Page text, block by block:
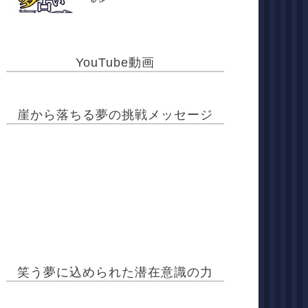
YouTube動画
崖から落ちる夢の挑戦メッセージ
笑う夢に込められた潜在意識の力